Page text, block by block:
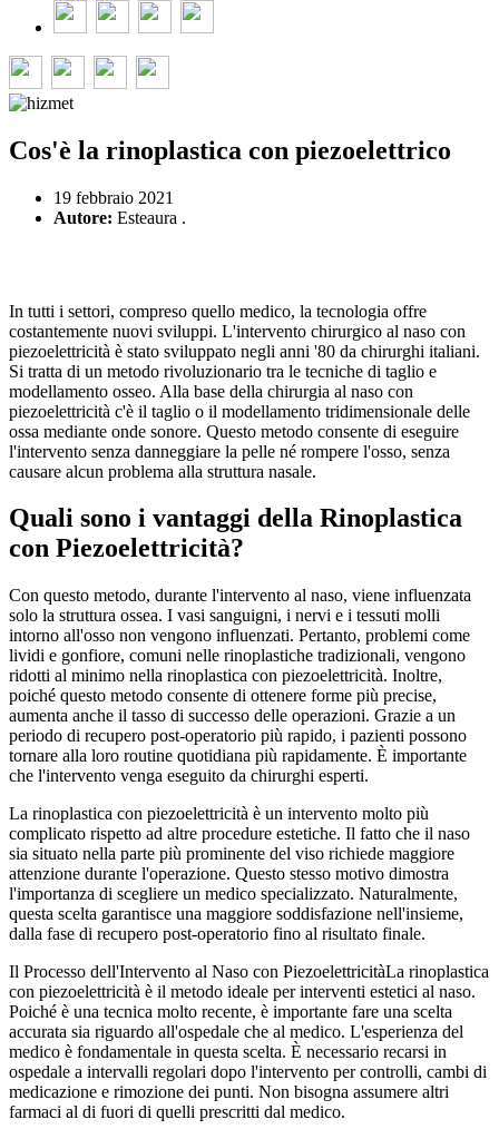
Cos'è la rinoplastica con piezoelettrico
19 febbraio 2021
Autore: Esteaura .
In tutti i settori, compreso quello medico, la tecnologia offre
costantemente nuovi sviluppi. L'intervento chirurgico al naso con
piezoelettricità è stato sviluppato negli anni '80 da chirurghi italiani.
Si tratta di un metodo rivoluzionario tra le tecniche di taglio e
modellamento osseo. Alla base della chirurgia al naso con
piezoelettricità c'è il taglio o il modellamento tridimensionale delle
ossa mediante onde sonore. Questo metodo consente di eseguire
l'intervento senza danneggiare la pelle né rompere l'osso, senza
causare alcun problema alla struttura nasale.
Quali sono i vantaggi della Rinoplastica
con Piezoelettricità?
Con questo metodo, durante l'intervento al naso, viene influenzata
solo la struttura ossea. I vasi sanguigni, i nervi e i tessuti molli
intorno all'osso non vengono influenzati. Pertanto, problemi come
lividi e gonfiore, comuni nelle rinoplastiche tradizionali, vengono
ridotti al minimo nella rinoplastica con piezoelettricità. Inoltre,
poiché questo metodo consente di ottenere forme più precise,
aumenta anche il tasso di successo delle operazioni. Grazie a un
periodo di recupero post-operatorio più rapido, i pazienti possono
tornare alla loro routine quotidiana più rapidamente. È importante
che l'intervento venga eseguito da chirurghi esperti.
La rinoplastica con piezoelettricità è un intervento molto più
complicato rispetto ad altre procedure estetiche. Il fatto che il naso
sia situato nella parte più prominente del viso richiede maggiore
attenzione durante l'operazione. Questo stesso motivo dimostra
l'importanza di scegliere un medico specializzato. Naturalmente,
questa scelta garantisce una maggiore soddisfazione nell'insieme,
dalla fase di recupero post-operatorio fino al risultato finale.
Il Processo dell'Intervento al Naso con PiezoelettricitàLa rinoplastica
con piezoelettricità è il metodo ideale per interventi estetici al naso.
Poiché è una tecnica molto recente, è importante fare una scelta
accurata sia riguardo all'ospedale che al medico. L'esperienza del
medico è fondamentale in questa scelta. È necessario recarsi in
ospedale a intervalli regolari dopo l'intervento per controlli, cambi di
medicazione e rimozione dei punti. Non bisogna assumere altri
farmaci al di fuori di quelli prescritti dal medico.